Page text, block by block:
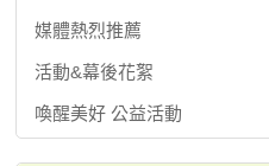
媒體熱烈推薦
活動&幕後花絮
喚醒美好 公益活動